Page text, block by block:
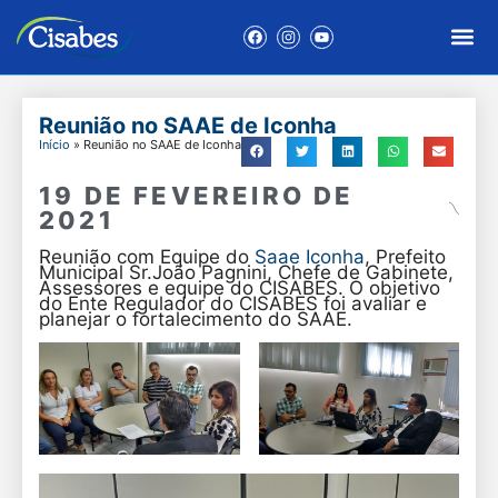
Reunião no SAAE de Iconha
Início » Reunião no SAAE de Iconha
19 DE FEVEREIRO DE
2021
Reunião com Equipe do Saae Iconha, Prefeito
Municipal Sr.João Pagnini, Chefe de Gabinete,
Assessores e equipe do CISABES. O objetivo
do Ente Regulador do CISABES foi avaliar e
planejar o fortalecimento do SAAE.